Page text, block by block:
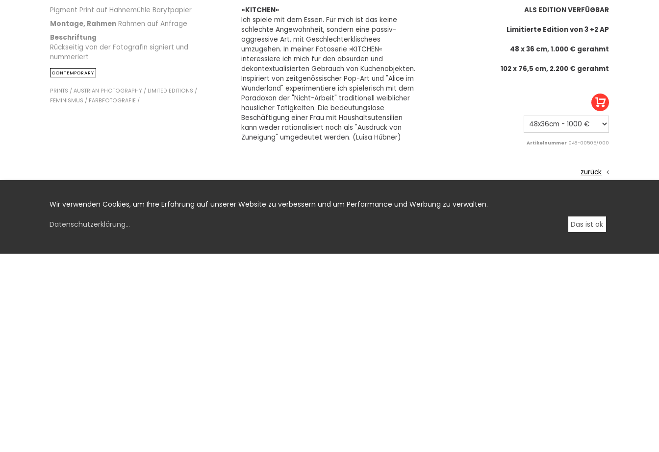
ALS EDITION VERFÜGBAR
Limitierte Edition von 3 +2 AP
48 x 36 cm, 1.000 € gerahmt
102 x 76,5 cm, 2.200 € gerahmt
Artikelnummer 048-00505/000
»KITCHEN«
Ich spiele mit dem Essen. Für mich ist das keine
schlechte Angewohnheit, sondern eine passiv-
aggressive Art, mit Geschlechterklischees
umzugehen. In meiner Fotoserie »KITCHEN«
interessiere ich mich für den absurden und
dekontextualisierten Gebrauch von Küchenobjekten.
Inspiriert von zeitgenössischer Pop-Art und "Alice im
Wunderland" experimentiere ich spielerisch mit dem
Paradoxon der "Nicht-Arbeit" traditionell weiblicher
häuslicher Tätigkeiten. Die bedeutungslose
Beschäftigung einer Frau mit Haushaltsutensilien
kann weder rationalisiert noch als "Ausdruck von
Zuneigung" umgedeutet werden. (Luisa Hübner)
Pigment Print auf Hahnemühle Barytpapier
Montage, Rahmen Rahmen auf Anfrage
Beschriftung
Rückseitig von der Fotografin signiert und
nummeriert
CONTEMPORARY
PRINTS / AUSTRIAN PHOTOGRAPHY / LIMITED EDITIONS /
FEMINISMUS / FARBFOTOGRAFIE /
zurück
Wir verwenden Cookies, um Ihre Erfahrung auf unserer Website zu verbessern und um Performance und Werbung zu verwalten.
Datenschutzerklärung... Das ist ok